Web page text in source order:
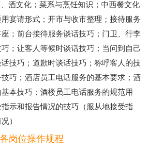
酒文化；菜系与烹饪知识；中西餐文化
宴请形式；开市与收市整理；接待服务
；前台接待服务谈话技巧；门卫、行李
；让客人等候时谈话技巧；当问到自己
技巧；道歉时谈话技巧；称呼客人的技
巧；酒店员工电话服务的基本要求；酒
本技巧；酒楼员工电话服务的规范用
示和报告情况的技巧（服从地接受指
）
岗位操作规程